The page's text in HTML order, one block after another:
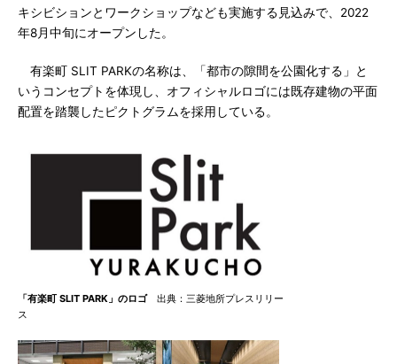
キシビションとワークショップなども実施する見込みで、2022
年8月中旬にオープンした。
有楽町 SLIT PARKの名称は、「都市の隙間を公園化する」と
いうコンセプトを体現し、オフィシャルロゴには既存建物の平面
配置を踏襲したピクトグラムを採用している。
「有楽町 SLIT PARK」のロゴ出典：三菱地所プレスリリー
ス